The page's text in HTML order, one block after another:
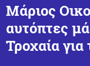
Μάριος
αυτόπτες
Τροχαία